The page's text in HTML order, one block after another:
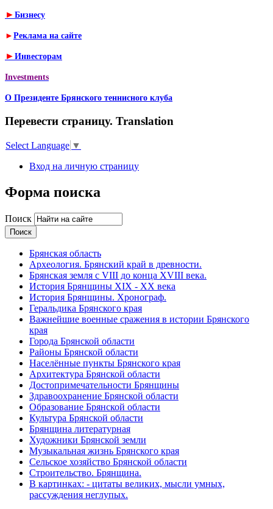
► Бизнесу
► Реклама на сайте
► Инвесторам
Investments
О Президенте Брянского теннисного клуба
Перевести страницу. Translation
Select Language ▼
Вход на личную страницу
Форма поиска
Поиск
Брянская область
Археология. Брянский край в древности.
Брянская земля с VIII до конца XVIII века.
История Брянщины XIX - XX века
История Брянщины. Хронограф.
Геральдика Брянского края
Важнейшие военные сражения в истории Брянского
края
Города Брянской области
Районы Брянской области
Населённые пункты Брянского края
Архитектура Брянской области
Достопримечательности Брянщины
Здравоохранение Брянской области
Образование Брянской области
Культура Брянской области
Брянщина литературная
Художники Брянской земли
Музыкальная жизнь Брянского края
Сельское хозяйство Брянской области
Строительство. Брянщина.
В картинках: - цитаты великих, мысли умных,
рассуждения неглупых.